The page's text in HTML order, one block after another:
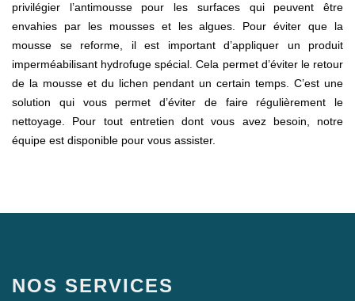
privilégier l’antimousse pour les surfaces qui peuvent être
envahies par les mousses et les algues. Pour éviter que la
mousse se reforme, il est important d’appliquer un produit
imperméabilisant hydrofuge spécial. Cela permet d’éviter le retour
de la mousse et du lichen pendant un certain temps. C’est une
solution qui vous permet d’éviter de faire régulièrement le
nettoyage. Pour tout entretien dont vous avez besoin, notre
équipe est disponible pour vous assister.
NOS SERVICES